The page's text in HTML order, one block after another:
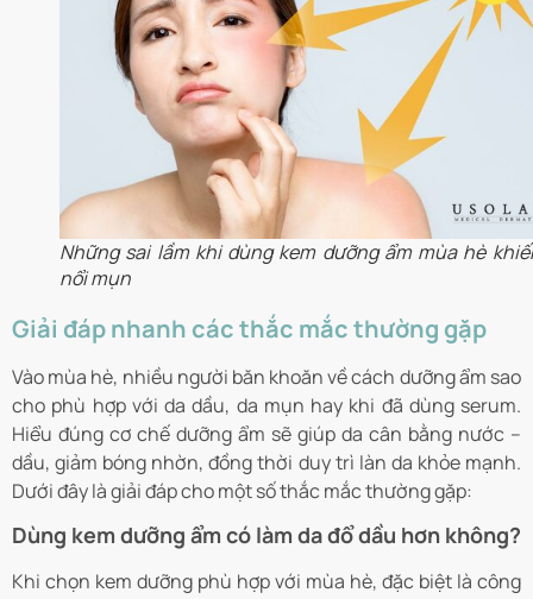
Những sai lầm khi dùng kem dưỡng ẩm mùa hè
nổi mụn
Giải đáp nhanh các thắc mắc thường gặp
Vào mùa hè, nhiều người băn khoăn về cách dưỡng ẩm sao
cho phù hợp với da dầu, da mụn hay khi đã dùng serum.
Hiểu đúng cơ chế dưỡng ẩm sẽ giúp da cân bằng nước –
dầu, giảm bóng nhờn, đồng thời duy trì làn da khỏe mạnh.
Dưới đây là giải đáp cho một số thắc mắc thường gặp:
Dùng kem dưỡng ẩm có làm da đổ dầu hơn không?
Khi chọn kem dưỡng phù hợp với mùa hè, đặc biệt là công